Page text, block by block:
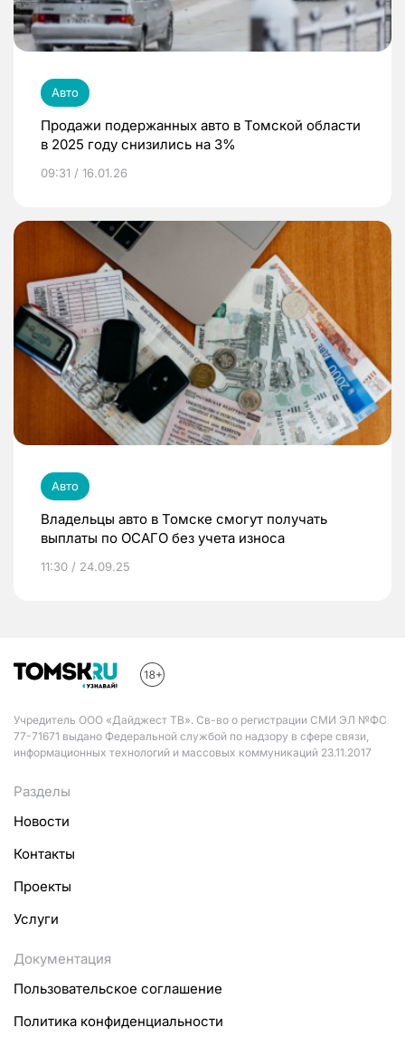
Авто
Продажи подержанных авто в Томской области
в 2025 году снизились на 3%
09:31 / 16.01.26
Авто
Владельцы авто в Томске смогут получать
выплаты по ОСАГО без учета износа
11:30 / 24.09.25
Учредитель ООО «Дайджест ТВ». Св-во о регистрации СМИ ЭЛ №ФС
77-71671 выдано Федеральной службой по надзору в сфере связи,
информационных технологий и массовых коммуникаций 23.11.2017
Разделы
Новости
Контакты
Проекты
Услуги
Документация
Пользовательское соглашение
Политика конфиденциальности